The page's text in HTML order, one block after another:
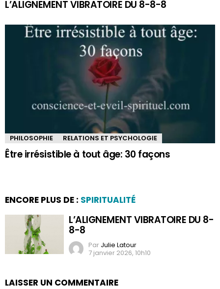
L’ALIGNEMENT VIBRATOIRE DU 8-8-8
PHILOSOPHIE RELATIONS ET PSYCHOLOGIE
Être irrésistible à tout âge: 30 façons
ENCORE PLUS DE : SPIRITUALITÉ
L’ALIGNEMENT VIBRATOIRE DU 8-
8-8
Par Julie Latour
7 janvier 2026, 10h10
LAISSER UN COMMENTAIRE